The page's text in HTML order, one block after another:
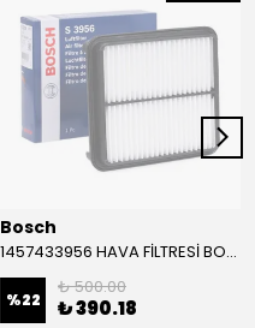
Bosch
1457433956 HAVA FİLTRESİ BOSCH
%22
₺ 500.00
₺ 390.18